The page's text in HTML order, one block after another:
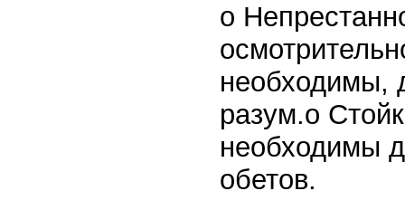
o
необходимы,
разум.o
необходимы
обетов.